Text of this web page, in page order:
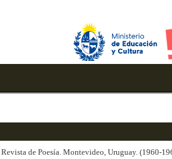
Revista de Poesía. Montevideo, Uruguay. (1960-